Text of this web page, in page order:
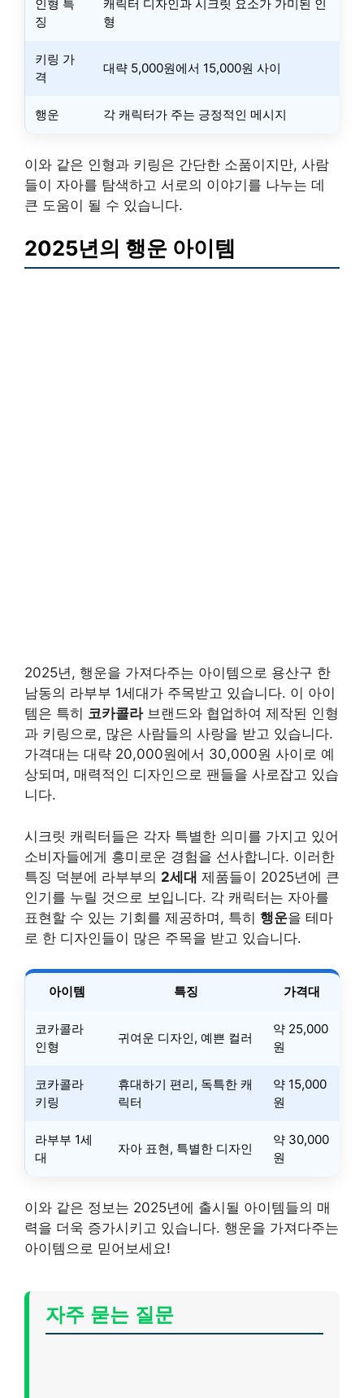
인형 특
징
캐릭터 디자인과 시크릿 요소가 가미된 인
형
키링 가
격
대략 5,000원에서 15,000원 사이
행운 각 캐릭터가 주는 긍정적인 메시지
이와 같은 인형과 키링은 간단한 소품이지만, 사람
들이 자아를 탐색하고 서로의 이야기를 나누는 데
큰 도움이 될 수 있습니다.
2025년의 행운 아이템
2025년, 행운을 가져다주는 아이템으로 용산구 한
남동의 라부부 1세대가 주목받고 있습니다. 이 아이
템은 특히 코카콜라브랜드와 협업하여 제작된 인형
과 키링으로, 많은 사람들의 사랑을 받고 있습니다.
가격대는 대략 20,000원에서 30,000원 사이로 예
상되며, 매력적인 디자인으로 팬들을 사로잡고 있습
니다.
시크릿 캐릭터들은 각자 특별한 의미를 가지고 있어
소비자들에게 흥미로운 경험을 선사합니다. 이러한
특징 덕분에 라부부의 2세대 제품들이 2025년에 큰
인기를 누릴 것으로 보입니다. 각 캐릭터는 자아를
표현할 수 있는 기회를 제공하며, 특히 행운을 테마
로 한 디자인들이 많은 주목을 받고 있습니다.
아이템 특징 가격대
코카콜라
인형
귀여운 디자인, 예쁜 컬러
약 25,000
원
코카콜라
키링
휴대하기 편리, 독특한 캐
릭터
약 15,000
원
라부부 1세
대
자아 표현, 특별한 디자인
약 30,000
원
이와 같은 정보는 2025년에 출시될 아이템들의 매
력을 더욱 증가시키고 있습니다. 행운을 가져다주는
아이템으로 믿어보세요!
자주 묻는 질문